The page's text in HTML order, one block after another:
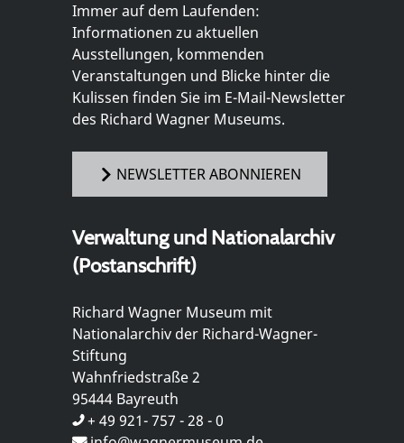
Immer auf dem Laufenden:
Informationen zu aktuellen
Ausstellungen, kommenden
Veranstaltungen und Blicke hinter die
Kulissen finden Sie im E-Mail-Newsletter
des Richard Wagner Museums.
NEWSLETTER ABONNIEREN
Verwaltung und Nationalarchiv
(Postanschrift)
Richard Wagner Museum mit
Nationalarchiv der Richard-Wagner-
Stiftung
Wahnfriedstraße 2
95444 Bayreuth
+ 49 921- 757 - 28 - 0